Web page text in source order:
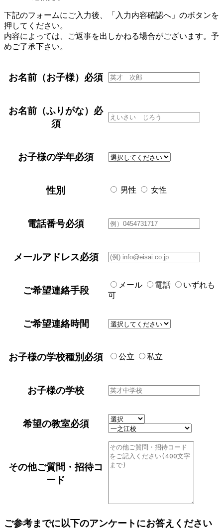
下記のフォームにご入力後、「入力内容確認へ」のボタンを
押してください。
内容によっては、ご返事を出しかねる場合がございます。予
めご了承下さい。
お名前（お子様） 必須
お名前（ふりがな） 必
須
お子様の学年必須
性別 男性 女性
電話番号必須
メールアドレス必須
ご希望連絡手段
メール 電話
いずれも
可
ご希望連絡時間
お子様の学校種別 必須 公立 私立
お子様の学校
希望の教室必須
その他ご質問・招待コ
ード
ご参考までに以下のアンケートにお答えください